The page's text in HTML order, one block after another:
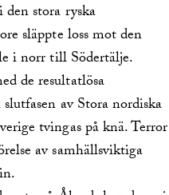
stora ryska
släppte loss mot den
i norr till Södertälje.
de resultatlösa
av Stora nordiska
tvingas på knä. Terror
av samhällsviktiga